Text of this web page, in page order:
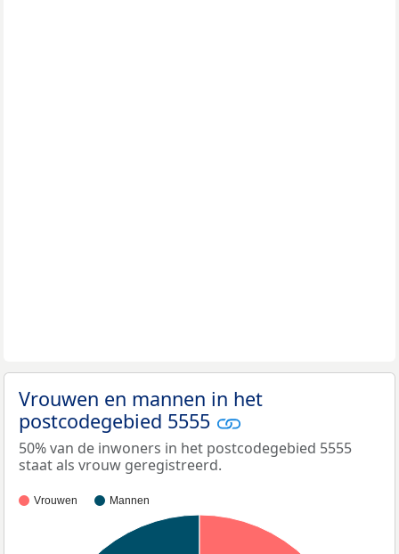
Vrouwen en mannen in het
postcodegebied 5555
50% van de inwoners in het postcodegebied 5555
staat als vrouw geregistreerd.
Vrouwen Mannen